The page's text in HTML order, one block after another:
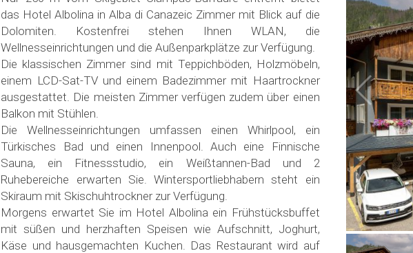
das Hotel Albolina in Alba di Canazeic Zimmer mit Blick auf die
Dolomiten. Kostenfrei stehen Ihnen WLAN, die
Wellnesseinrichtungen und die Außenparkplätze zur Verfügung.
Die klassischen Zimmer sind mit Teppichböden, Holzmöbeln,
einem LCD-Sat-TV und einem Badezimmer mit Haartrockner
ausgestattet. Die meisten Zimmer verfügen zudem über einen
Balkon mit Stühlen.
Die Wellnesseinrichtungen umfassen einen Whirlpool, ein
Türkisches Bad und einen Innenpool. Auch eine Finnische
Sauna, ein Fitnessstudio, ein Weißtannen-Bad und 2
Ruhebereiche erwarten Sie. Wintersportliebhabern steht ein
Skiraum mit Skischuhtrockner zur Verfügung.
Morgens erwartet Sie im Hotel Albolina ein Frühstücksbuffet
mit süßen und herzhaften Speisen wie Aufschnitt, Joghurt,
Käse und hausgemachten Kuchen. Das Restaurant wird auf